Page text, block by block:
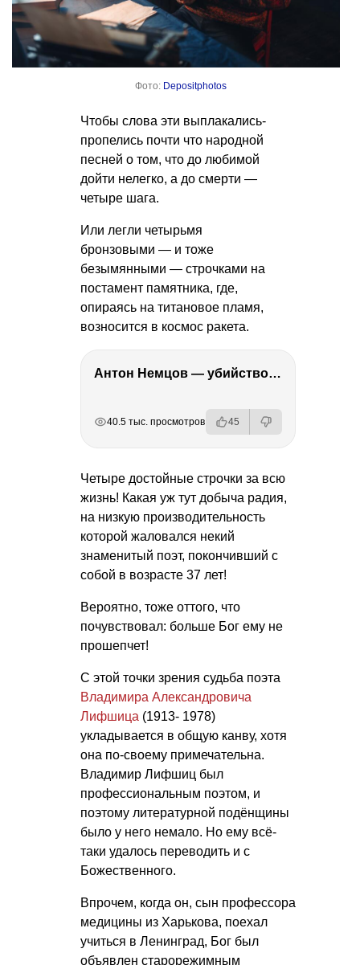
Фото: Depositphotos
Чтобы слова эти выплакались-
пропелись почти что народной
песней о том, что до любимой
дойти нелегко, а до смерти —
четыре шага.
Или легли четырьмя
бронзовыми — и тоже
безымянными — строчками на
постамент памятника, где,
опираясь на титановое пламя,
возносится в космос ракета.
Антон Немцов — убийство Бориса Немцова, переезд в Дубай, семья и политика
40.5 тыс. просмотров 45
Четыре достойные строчки за всю
жизнь! Какая уж тут добыча радия,
на низкую производительность
которой жаловался некий
знаменитый поэт, покончивший с
собой в возрасте 37 лет!
Вероятно, тоже оттого, что
почувствовал: больше Бог ему не
прошепчет!
С этой точки зрения судьба поэта
Владимира Александровича
Лифшица (1913- 1978)
укладывается в общую канву, хотя
она по-своему примечательна.
Владимир Лифшиц был
профессиональным поэтом, и
поэтому литературной подёнщины
было у него немало. Но ему всё-
таки удалось переводить и с
Божественного.
Впрочем, когда он, сын профессора
медицины из Харькова, поехал
учиться в Ленинград, Бог был
объявлен старорежимным